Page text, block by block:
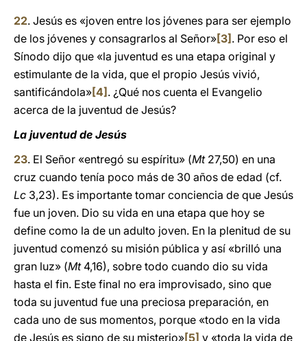
22. Jesús es «joven entre los jóvenes para ser ejemplo
de los jóvenes y consagrarlos al Señor»[3] . Por eso el
Sínodo dijo que «la juventud es una etapa original y
estimulante de la vida, que el propio Jesús vivió,
santificándola»[4] . ¿Qué nos cuenta el Evangelio
acerca de la juventud de Jesús?
La juventud de Jesús
23. El Señor «entregó su espíritu» (Mt27,50) en una
cruz cuando tenía poco más de 30 años de edad (cf.
Lc 3,23). Es importante tomar conciencia de que Jesús
fue un joven. Dio su vida en una etapa que hoy se
define como la de un adulto joven. En la plenitud de su
juventud comenzó su misión pública y así «brilló una
gran luz» (Mt4,16), sobre todo cuando dio su vida
hasta el fin. Este final no era improvisado, sino que
toda su juventud fue una preciosa preparación, en
cada uno de sus momentos, porque «todo en la vida
de Jesús es signo de su misterio»[5] y «toda la vida de